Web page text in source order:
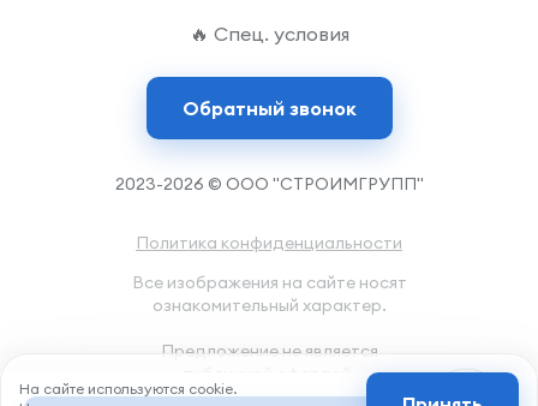
🔥 Спец. условия
Обратный звонок
2023-2026 © ООО "СТРОИМГРУПП"
Политика конфиденциальности
Все изображения на сайте носят
ознакомительный характер.
Предложение не является
На сайте используются cookie.